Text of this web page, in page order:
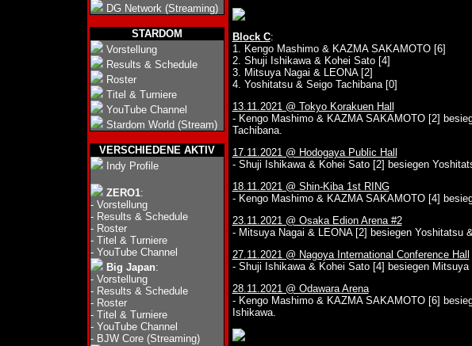
DG Network (Streaming)
STARDOM
Vorstellung
Results & Schedule
Roster
Titel & Turniere
YouTube Channel
Stardom World (Stream)
VERSCHIEDENE AKTIV
Indy Profile
ZERO1:
- Vorstellung
- Results & Schedule
- Roster
- Titel & Turniere
- YouTube Channel
Big Japan:
- Vorstellung
- Results & Schedule
- Roster
- Titel & Turniere
- YouTube Channel
- BJW Core (Streaming)
Block C:
1. Kengo Mashimo & KAZMA SAKAMOTO [6]
2. Shuji Ishikawa & Kohei Sato [4]
3. Mitsuya Nagai & LEONA [2]
4. Yoshitatsu & Seigo Tachibana [0]
13.11.2021 @ Tokyo Korakuen Hall
- Kengo Mashimo & KAZMA SAKAMOTO [2]
Tachibana.
17.11.2021 @ Hodogaya Public Hall
- Shuji Ishikawa & Kohei Sato [2] besiegen
18.11.2021 @ Shin-Kiba 1st RING
- Kengo Mashimo & KAZMA SAKAMOTO [4]
23.11.2021 @ Osaka Edion Arena #2
- Mitsuya Nagai & LEONA [2] besiegen Yoshitatsu
27.11.2021 @ Nagoya International Conference Hall
- Shuji Ishikawa & Kohei Sato [4] besiegen Mitsuya
28.11.2021 @ Odawara Arena
- Kengo Mashimo & KAZMA SAKAMOTO [6]
Ishikawa.